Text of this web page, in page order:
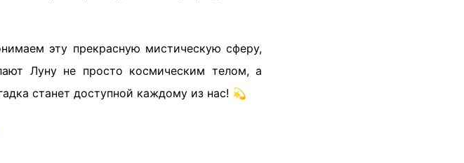
эту прекрасную мистическую сферу,
Луну не просто космическим телом, а
станет доступной каждому из нас! 💫